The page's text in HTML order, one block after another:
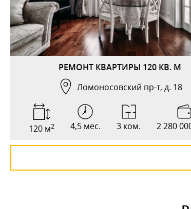
РЕМОНТ КВАРТИРЫ 120 КВ. М
Ломоносовский пр-т, д. 18
120 м2 4,5 мес. 3 ком. 2 280